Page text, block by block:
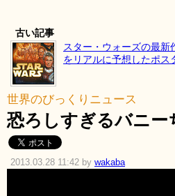
古い記事
スター・ウォーズの最新
をリアルに予想したポス
世界のびっくりニュース
恐ろしすぎるバニ
2013.03.28 11:42 by wakaba